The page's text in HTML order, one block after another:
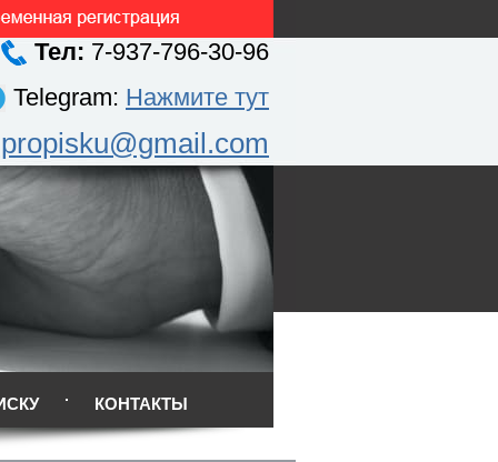
Тел: 7-937-796-30-96
Telegram: Нажмите тут
КОНТАКТЫ